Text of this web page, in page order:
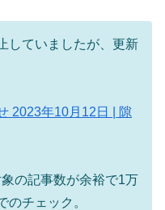
していましたが、更新
2023年10月12日 | 隙
の記事数が余裕で1万
のチェック。